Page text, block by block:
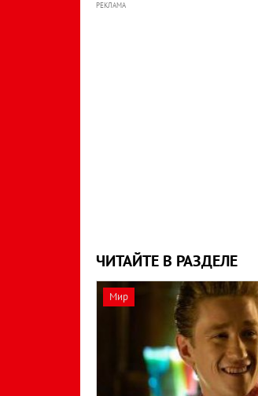
РЕКЛАМА
ЧИТАЙТЕ В РАЗДЕЛЕ
Мир